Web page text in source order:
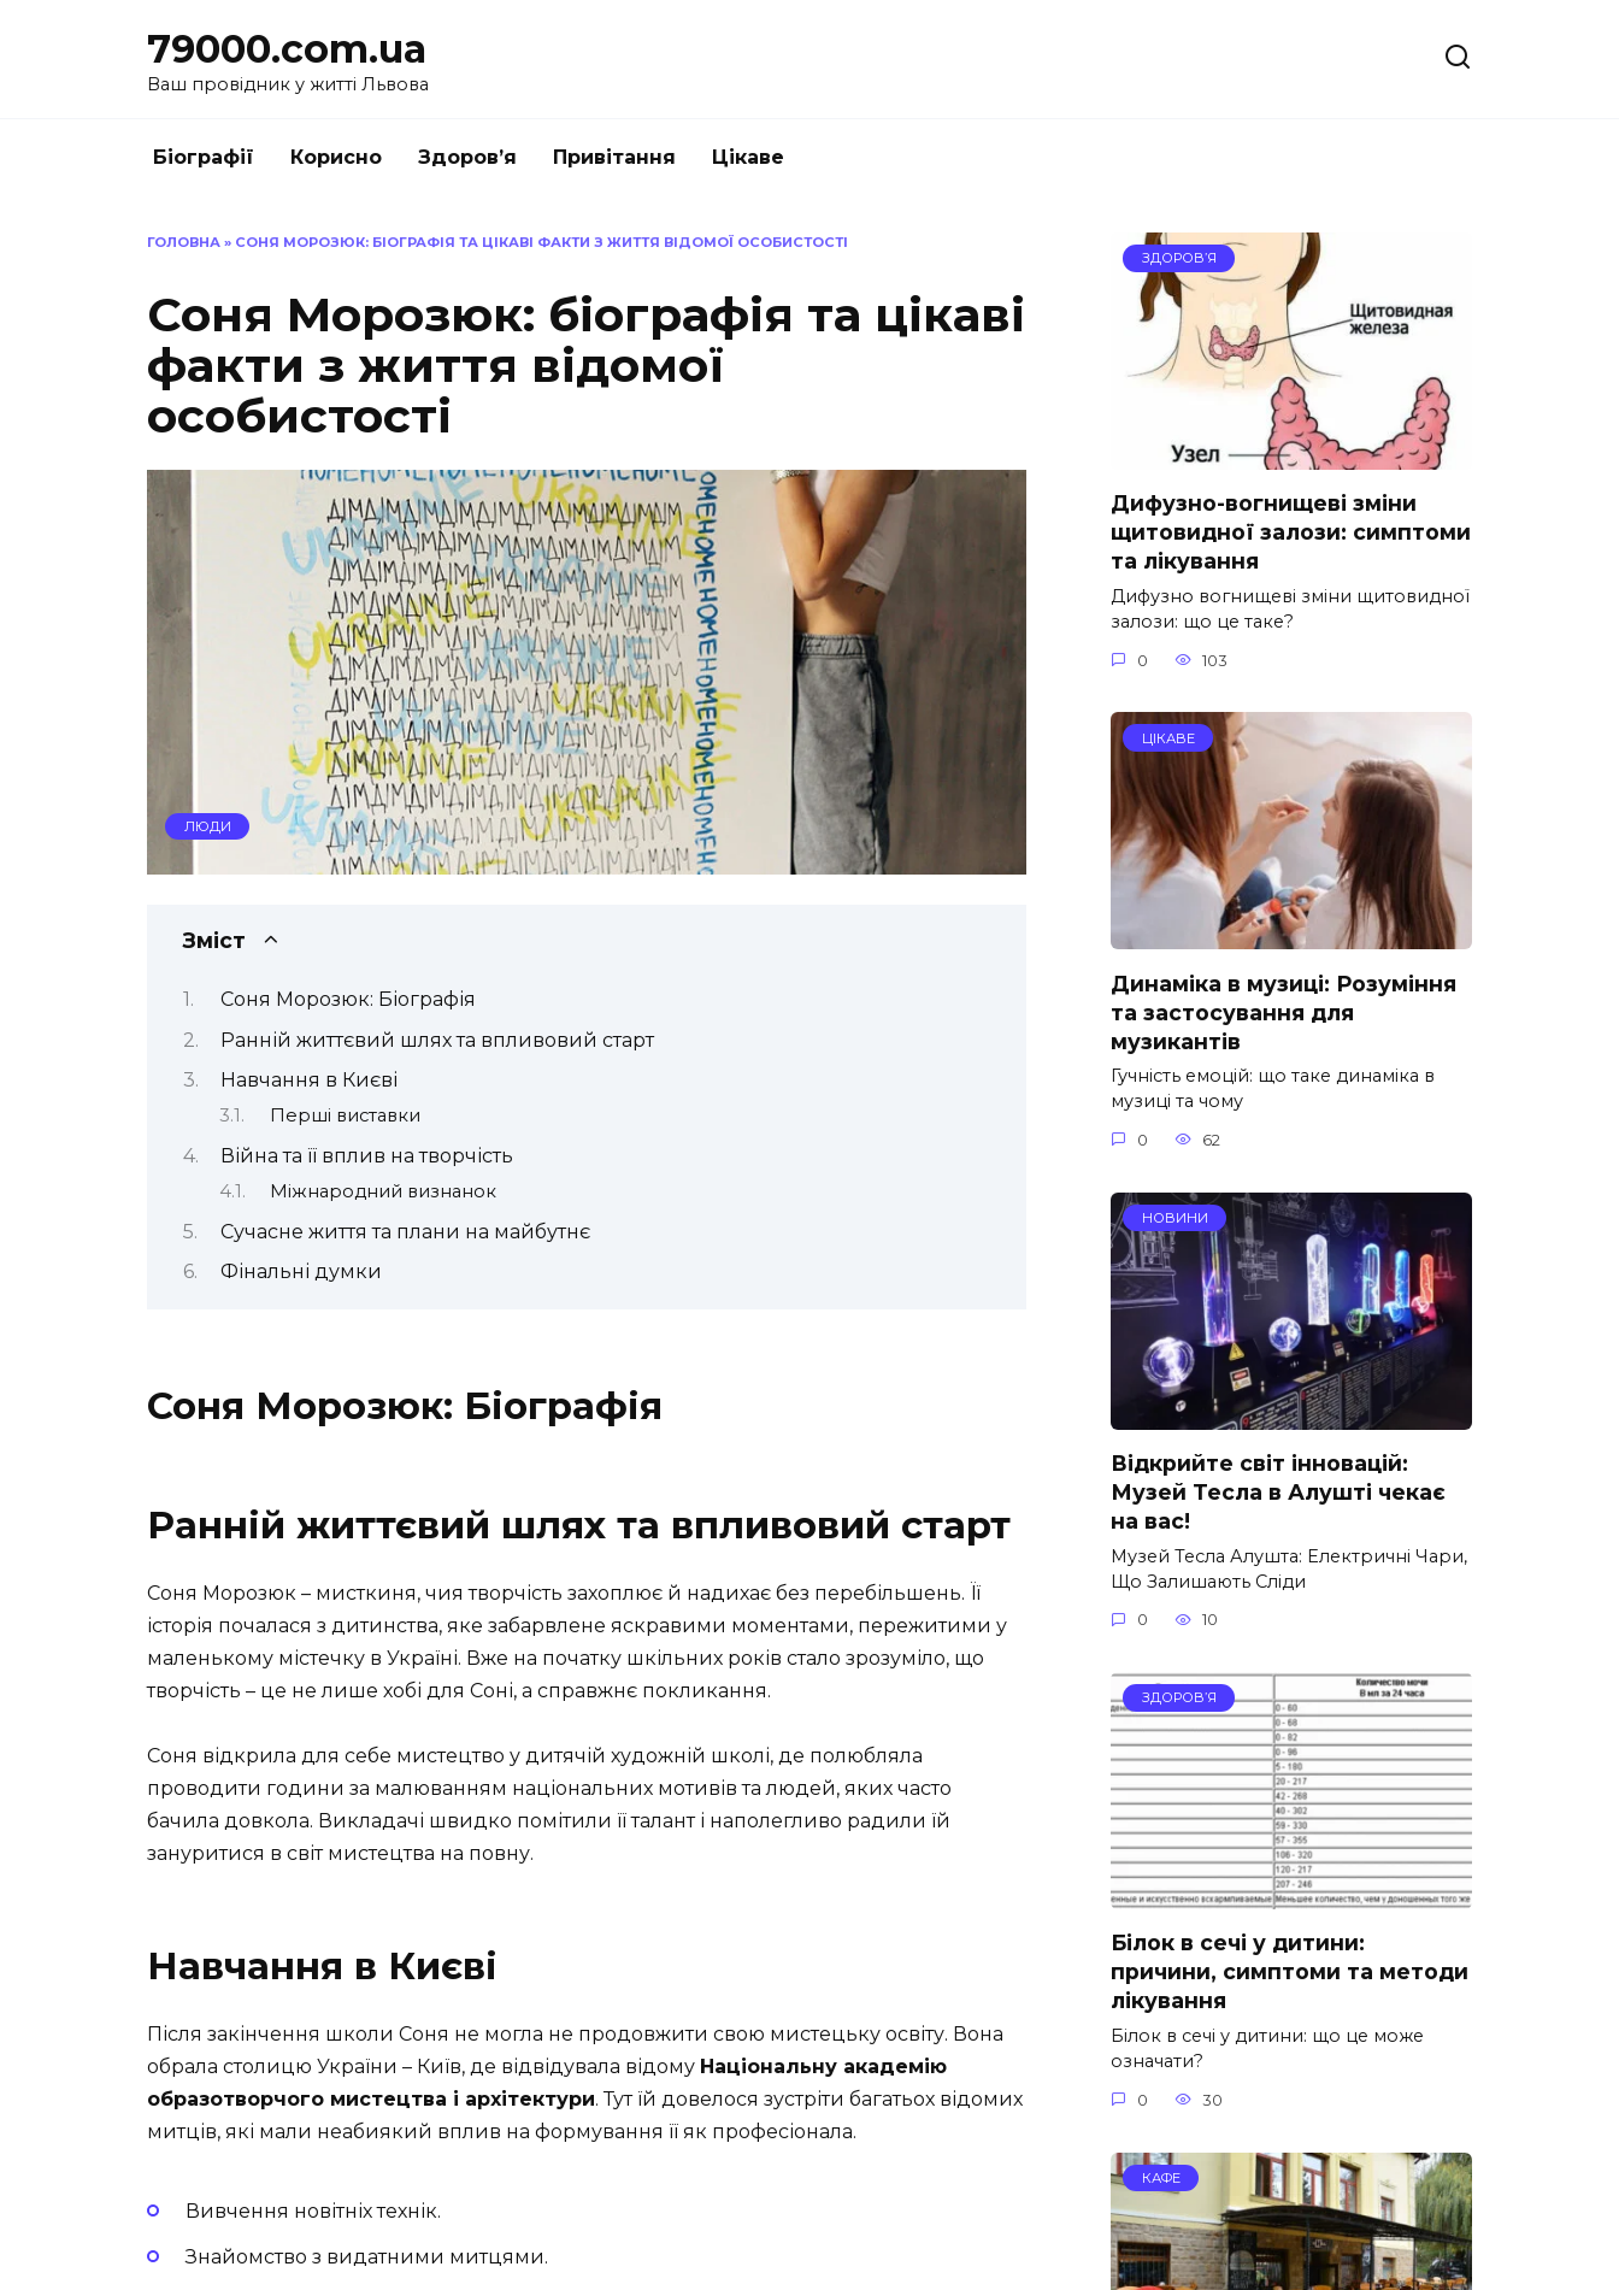
79000.com.ua
Ваш провідник у житті Львова
Біографії Корисно Здоров’я Привітання Цікаве
ГОЛОВНА » СОНЯ МОРОЗЮК: БІОГРАФІЯ ТА ЦІКАВІ ФАКТИ З ЖИТТЯ ВІДОМОЇ ОСОБИСТОСТІ
Соня Морозюк: біографія та цікаві
факти з життя відомої
особистості
ЛЮДИ
Зміст
Соня Морозюк: Біографія
Ранній життєвий шлях та впливовий старт
Навчання в Києві
Перші виставки
Війна та її вплив на творчість
Міжнародний визнанок
Сучасне життя та плани на майбутнє
Фінальні думки
Соня Морозюк: Біографія
Ранній життєвий шлях та впливовий старт
Соня Морозюк – мисткиня, чия творчість захоплює й надихає без перебільшень. Її
історія почалася з дитинства, яке забарвлене яскравими моментами, пережитими у
маленькому містечку в Україні. Вже на початку шкільних років стало зрозуміло, що
творчість – це не лише хобі для Соні, а справжнє покликання.
Соня відкрила для себе мистецтво у дитячій художній школі, де полюбляла
проводити години за малюванням національних мотивів та людей, яких часто
бачила довкола. Викладачі швидко помітили її талант і наполегливо радили їй
зануритися в світ мистецтва на повну.
Навчання в Києві
Після закінчення школи Соня не могла не продовжити свою мистецьку освіту. Вона
обрала столицю України – Київ, де відвідувала відому Національну академію
образотворчого мистецтва і архітектури. Тут їй довелося зустріти багатьох відомих
митців, які мали неабиякий вплив на формування її як професіонала.
Вивчення новітніх технік.
Знайомство з видатними митцями.
ЗДОРОВ’Я
Дифузно-вогнищеві зміни
щитовидної залози: симптоми
та лікування
Дифузно вогнищеві зміни щитовидної
залози: що це таке?
0 103
ЦІКАВЕ
Динаміка в музиці: Розуміння
та застосування для
музикантів
Гучність емоцій: що таке динаміка в
музиці та чому
0 62
НОВИНИ
Відкрийте світ інновацій:
Музей Тесла в Алушті чекає
на вас!
Музей Тесла Алушта: Електричні Чари,
Що Залишають Сліди
0 10
ЗДОРОВ’Я
Білок в сечі у дитини:
причини, симптоми та методи
лікування
Білок в сечі у дитини: що це може
означати?
0 30
КАФЕ